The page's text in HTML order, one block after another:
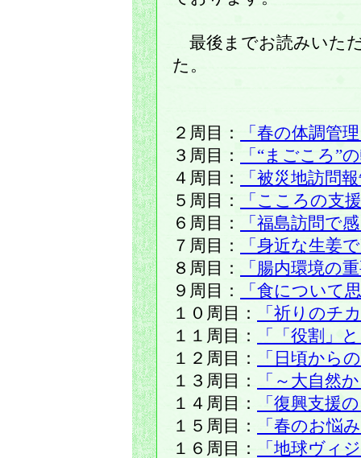
最後までお読みいた
た。
２周目：
「春の体調管
３周目：
「“まごころ”
４周目：
「被災地訪問
５周目：
「こころの支
６周目：
「福島訪問で
７周目：
「身近な生姜
８周目：
「腸内環境の
９周目：
「食について
１０周目：
「祈りのチ
１１周目：
「「役割」
１２周目：
「日頃から
１３周目：
「～大自然
１４周目：
「復興支援
１５周目：
「春のお悩
１６周目：
「地球ヴィ